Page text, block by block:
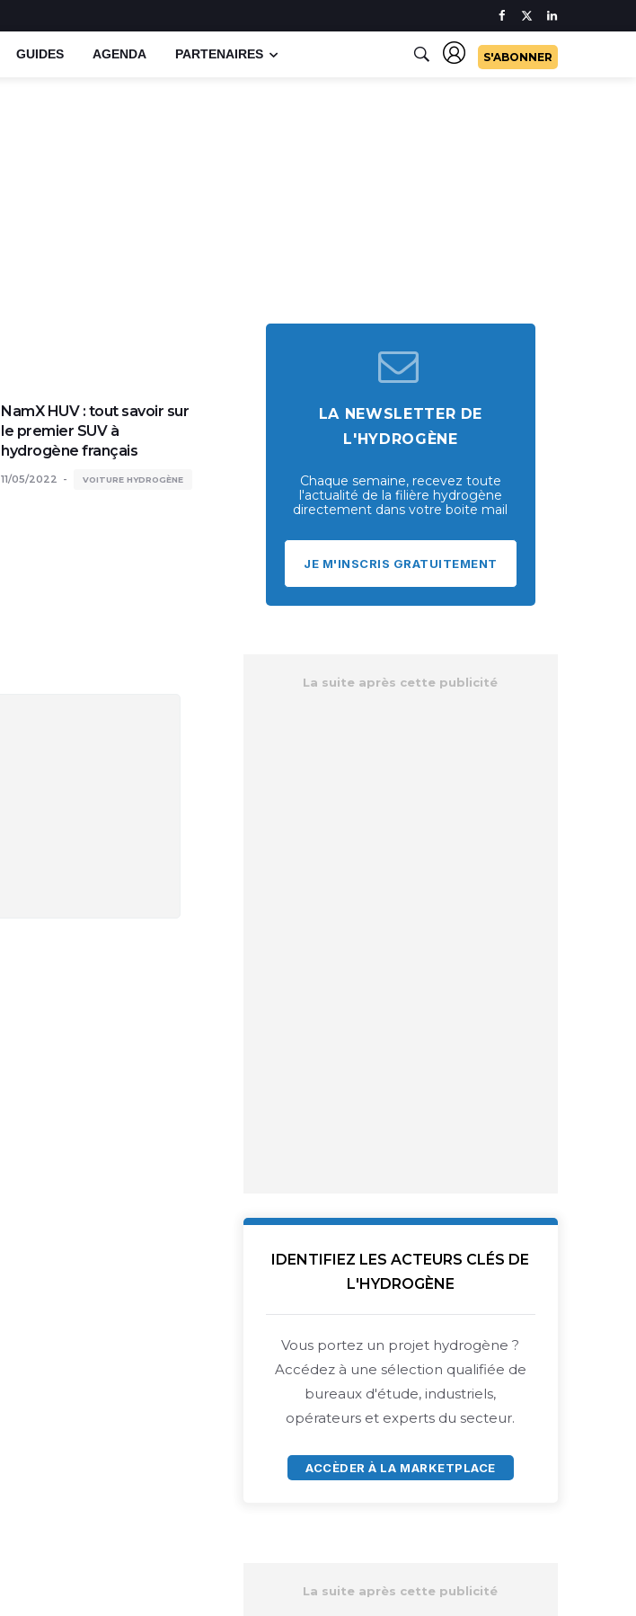
GUIDES AGENDA PARTENAIRES S'ABONNER
NamX HUV : tout savoir sur
le premier SUV à
hydrogène français
11/05/2022 VOITURE HYDROGÈNE
LA NEWSLETTER DE
L'HYDROGÈNE
Chaque semaine, recevez toute
l'actualité de la filière hydrogène
directement dans votre boite mail
JE M'INSCRIS GRATUITEMENT
IDENTIFIEZ LES ACTEURS CLÉS DE
L'HYDROGÈNE
Vous portez un projet hydrogène ?
Accédez à une sélection qualifiée de
bureaux d'étude, industriels,
opérateurs et experts du secteur.
ACCÈDER À LA MARKETPLACE